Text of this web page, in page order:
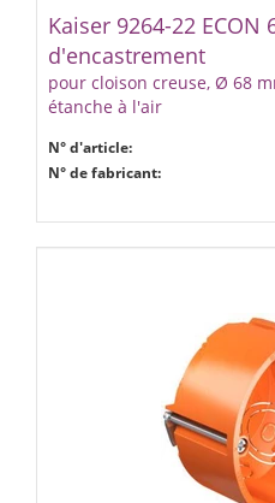
Kaiser 9264-22 ECON
d'encastrement
pour cloison creuse, Ø 68
étanche à l'air
N° d'article:
N° de fabricant: